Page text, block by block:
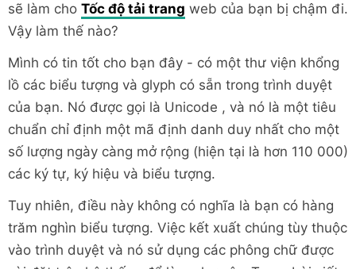
sẽ làm cho Tốc độ tải trang web của bạn bị chậm đi.
Vậy làm thế nào?
Mình có tin tốt cho bạn đây - có một thư viện khổng
lồ các biểu tượng và glyph có sẵn trong trình duyệt
của bạn. Nó được gọi là Unicode , và nó là một tiêu
chuẩn chỉ định một mã định danh duy nhất cho một
số lượng ngày càng mở rộng (hiện tại là hơn 110 000)
các ký tự, ký hiệu và biểu tượng.
Tuy nhiên, điều này không có nghĩa là bạn có hàng
trăm nghìn biểu tượng. Việc kết xuất chúng tùy thuộc
vào trình duyệt và nó sử dụng các phông chữ được